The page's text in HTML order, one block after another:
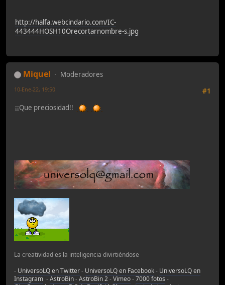
http://halfa.webcindario.com/IC-
443444HOSH10Orecortarnombre-s.jpg
Miquel
Moderadores
#1
10-Ene-22, 19:50
¡¡Que preciosidad!!
La creatividad es la inteligencia divirtiéndose
- UniversoLQ en Twitter- UniversoLQ en Facebook- UniversoLQ en
Instagram -AstroBin-AstroBin 2-Vimeo-7000 fotos -